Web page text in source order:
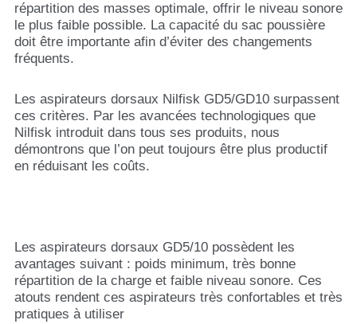
répartition des masses optimale, offrir le niveau sonore
le plus faible possible. La capacité du sac poussière
doit être importante afin d’éviter des changements
fréquents.
Les aspirateurs dorsaux Nilfisk GD5/GD10 surpassent
ces critères. Par les avancées technologiques que
Nilfisk introduit dans tous ses produits, nous
démontrons que l’on peut toujours être plus productif
en réduisant les coûts.
Les aspirateurs dorsaux GD5/10 possèdent les
avantages suivant : poids minimum, très bonne
répartition de la charge et faible niveau sonore. Ces
atouts rendent ces aspirateurs très confortables et très
pratiques à utiliser